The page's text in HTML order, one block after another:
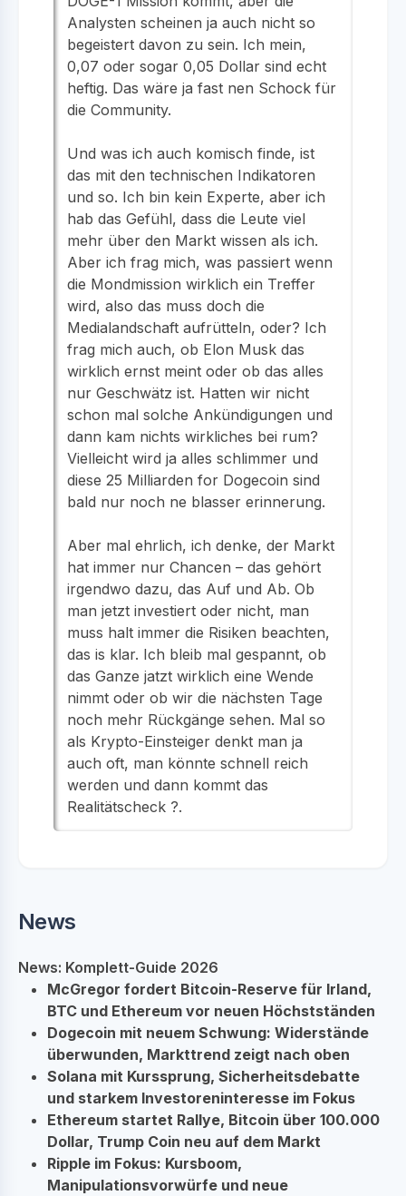
Analysten scheinen ja auch nicht so
begeistert davon zu sein. Ich mein,
0,07 oder sogar 0,05 Dollar sind echt
heftig. Das wäre ja fast nen Schock für
die Community.
Und was ich auch komisch finde, ist
das mit den technischen Indikatoren
und so. Ich bin kein Experte, aber ich
hab das Gefühl, dass die Leute viel
mehr über den Markt wissen als ich.
Aber ich frag mich, was passiert wenn
die Mondmission wirklich ein Treffer
wird, also das muss doch die
Medialandschaft aufrütteln, oder? Ich
frag mich auch, ob Elon Musk das
wirklich ernst meint oder ob das alles
nur Geschwätz ist. Hatten wir nicht
schon mal solche Ankündigungen und
dann kam nichts wirkliches bei rum?
Vielleicht wird ja alles schlimmer und
diese 25 Milliarden for Dogecoin sind
bald nur noch ne blasser erinnerung.
Aber mal ehrlich, ich denke, der Markt
hat immer nur Chancen – das gehört
irgendwo dazu, das Auf und Ab. Ob
man jetzt investiert oder nicht, man
muss halt immer die Risiken beachten,
das is klar. Ich bleib mal gespannt, ob
das Ganze jatzt wirklich eine Wende
nimmt oder ob wir die nächsten Tage
noch mehr Rückgänge sehen. Mal so
als Krypto-Einsteiger denkt man ja
auch oft, man könnte schnell reich
werden und dann kommt das
Realitätscheck ?.
News
News: Komplett-Guide 2026
McGregor fordert Bitcoin-Reserve für Irland,
BTC und Ethereum vor neuen Höchstständen
Dogecoin mit neuem Schwung: Widerstände
überwunden, Markttrend zeigt nach oben
Solana mit Kurssprung, Sicherheitsdebatte
und starkem Investoreninteresse im Fokus
Ethereum startet Rallye, Bitcoin über 100.000
Dollar, Trump Coin neu auf dem Markt
Ripple im Fokus: Kursboom,
Manipulationsvorwürfe und neue